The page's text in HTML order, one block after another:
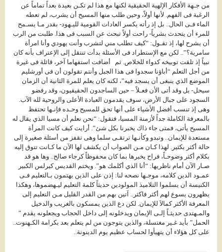
من جـهة الأفكار الإلهية الحقيقية لكنها مع هذا لم تكـن بعيدة بعداً تماماً عن
الرغبة فى الفهم. لأنها أولاً، وحين طلب منها المسيح أن يشرب، لم تعطه
الماء فـى الحال.. بل إذ رأته يكسر العادات القومية لليـهود- بقدر مـا يسـمح
للمرء أن يتحدث بشرياً- راحت أولاً تبحث عن السبب فى هذا. طلبت من الرب
أن يشرح لها، إذ تقـول: “كيف تطلب مني لتشرب وأنت يهودي وأنا امرأة
سامرية؟”.. لكن مع الإستطراد فى الأسئلة بدأت تنتقل إلى الإعتراف بأنه كان
نبياً إذ تلقت توبيخه كدواء للخلاص. ثم أضافت استفهاما آخر، قائلة فى غيرة
من أجل التعلم “أباؤنا سجدوا فى هذا الجبل وأنتم تقولون أن فى أورشليم
الموضع الذي ينبغى أن يسجد فيه”، لكنه كان يعلم للمرة الثانية أن الزمان
سيحل- بل وقد أتى الأن فعـلاً – حين الساجدون الحقيقيون، وقد رفضو
السجود على جبال الأرض، سوف يقدمون العبادة الأعلى والروحية لله الآب.
وهى إذ تنسب أفضل الأشياء على أنها تحق للمسيح وحـده فإنـها تحتفظ
بالمعرفة الكاملة جداً لأزمنة المسيا، فتقول: “نحن نعلم أن مسيا الذي يقال له
المسيح يأتى، فمتى جاء ذاك يخبرنا بكل شئ”. أرايت كيف كانت المرأة
مستعدة للإيمان.. وتبدو وكأنـها ترتقـى سلما وهى تقفز من أسئلة صغيرة إلى
حالة أكثر بكثير. لهذا كـان مـن الصواب أن يكشف لها الآن ما كـانت تتوق إليه
بكلام أكثر وضوحـاً، فراح يخبرها بما كان محفوظاً كرجاء صالح.. وها هو قد
صـار الآن أمام ناظريها: “أنا الذي أكلمك هو”. ويختم القديس كيرلس الكبير
عمـود الدين كلامه، موجـها نصحه لنا: إذن على الذين يهتمون بـالتعليم فـى
الكنيسة أن يسلموا التلاميذ المولودين حديثاً كلمة التعليم ليـهضموها، وهكذا
يظهرون يسوع لهم أكثر فاكثر.. آتين بهم من القدر القليل مـن التعليم إلى
المعرفة الأكثر كمالاَ للإيمان. لكن دع الذين يمسكون بالغريب والدخيل
والمـهتدى حديثـاً إلـى الإيمان ويدخلونه إلى داخل الحجاب ويجعلونه يقدم ”
الحمل” بأيد غـير مغتسلة، والذين يتوجون من لم يتعلم بعد بكرامة الكـهنوت..
على كل هؤلاء أن يتهيأوا لحساب عظيم يوم الدينونة..